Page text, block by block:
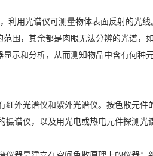
利用光谱仪可测量物体表面反射的光
围，其余都是肉眼无法分辨的光谱，
示和分析，从而测知物品中含有何种
外光谱仪和紫外光谱仪。按色散元件
谱仪，以及用光电或热电元件探测光